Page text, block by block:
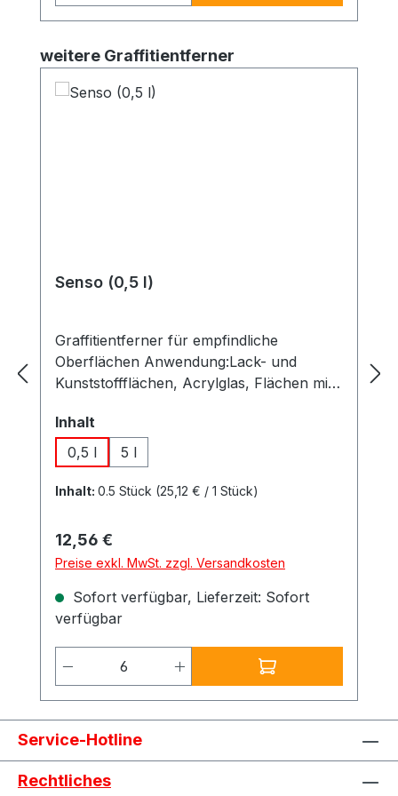
Graffitientferner- Senso Graffitientferner
für empflindliche Oberflächen- Oxydizer
Gel Stift- und Pigmentbleiche Zudem u.a.
Produktgalerie überspringen
weitere Graffitientferner
Senso (0,5 l)
Graffitientferner für empfindliche
Oberflächen Anwendung:Lack- und
Kunststoffflächen, Acrylglas, Flächen mit
Einsatzbereich:Löst Graffitisprays,
Faserstifte, Tinten auch auf empfindlichen
Untergründen, geruchsmild.
Besonderheiten:Achtung: Nur auf
Gebinde: 0,5 l 5 l
Inhalt
0,5 l
5 l
Inhalt: 0.5 Stück (25,12 € / 1 Stück)
Regulärer Preis:
12,56 €
Preise exkl. MwSt. zzgl. Versandkosten
Sofort verfügbar, Lieferzeit: Sofort
verfügbar
Produkt Anzahl: Gib den
Service-Hotline
Rechtliches